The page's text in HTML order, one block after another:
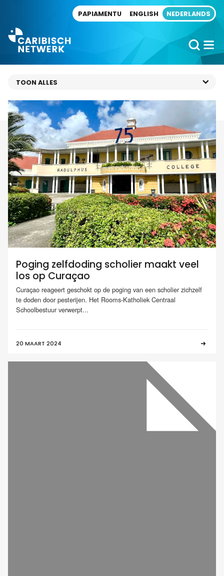
PAPIAMENTU ENGLISH NEDERLANDS
Poging zelfdoding scholier maakt veel
los op Curaçao
Curaçao reageert geschokt op de poging van een scholier zichzelf
te doden door pesterijen. Het Rooms-Katholiek Centraal
Schoolbestuur verwerpt...
20 MAART 2024